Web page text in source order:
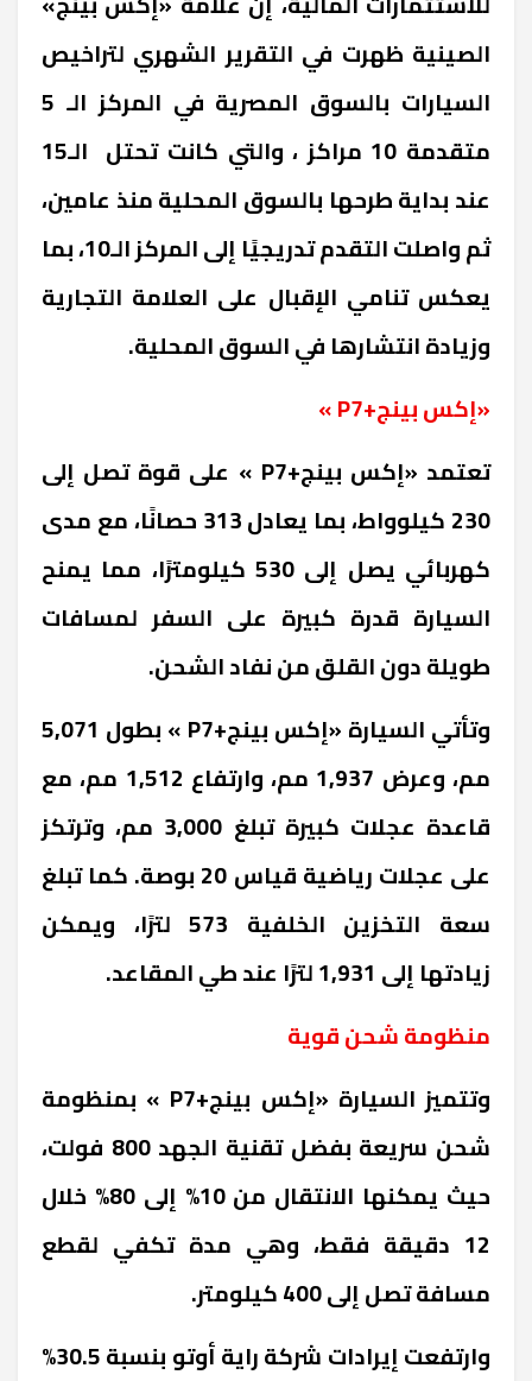
الصينية ظهرت في التقرير الشهري لتراخيص
السيارات بالسوق المصرية في المركز الـ 5
متقدمة 10 مراكز ، والتي كانت تحتل الـ15
عند بداية طرحها بالسوق المحلية منذ عامين،
ثم واصلت التقدم تدريجيًا إلى المركز الـ10، بما
يعكس تنامي الإقبال على العلامة التجارية
وزيادة انتشارها في السوق المحلية.
«إكس بينج+P7
»
تعتمد «إكس بينج+P7
» على قوة تصل إلى
230 كيلوواط، بما يعادل 313 حصانًا، مع مدى
كهربائي يصل إلى 530 كيلومترًا، مما يمنح
السيارة قدرة كبيرة على السفر لمسافات
طويلة دون القلق من نفاد الشحن.
وتأتي السيارة «إكس بينج+P7
» بطول 5,071
مم، وعرض 1,937 مم، وارتفاع 1,512 مم، مع
قاعدة عجلات كبيرة تبلغ 3,000 مم، وترتكز
على عجلات رياضية قياس 20 بوصة. كما تبلغ
سعة التخزين الخلفية 573 لترًا، ويمكن
زيادتها إلى 1,931 لترًا عند طي المقاعد
.
منظومة شحن قوية
وتتميز السيارة «إكس بينج+P7
» بمنظومة
شحن سريعة بفضل تقنية الجهد 800 فولت،
حيث يمكنها الانتقال من 10% إلى 80% خلال
12 دقيقة فقط، وهي مدة تكفي لقطع
مسافة تصل إلى 400 كيلومتر
.
وارتفعت إيرادات شركة راية أوتو بنسبة 30.5%